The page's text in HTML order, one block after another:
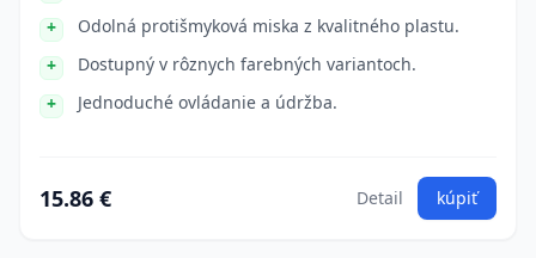
Odolná protišmyková miska z kvalitného plastu.
Dostupný v rôznych farebných variantoch.
Jednoduché ovládanie a údržba.
15.86 € Detail kúpiť